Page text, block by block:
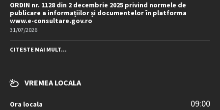
ORDIN nr. 1128 din 2 decembrie 2025 privind normele de
publicare a informațiilor și documentelor în platforma
www.e-consultare.gov.ro
31/07/2026
CITESTE MAI MULT...
VREMEA LOCALA
Ora locala 09:00